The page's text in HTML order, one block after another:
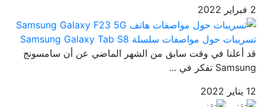
2 فبراير 2022
تسريبات حول مواصفات سلسلة Samsung Galaxy Tab S8
قد أعلنا في وقت سابق من الشهر الماضي عن أن سامسونج
Samsung تفكر في ...
12 يناير 2022